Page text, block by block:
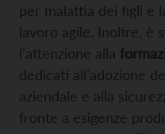
per malattia dei figli e
lavoro agile. Inoltre, è
l’attenzione alla
dedicati all’adozione
aziendale e alla
fronte a esigenze